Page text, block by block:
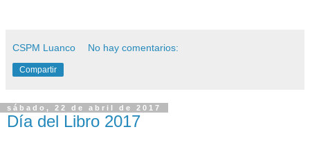
CSPM Luanco No hay comentarios:
Compartir
sábado, 22 de abril de 2017
Día del Libro 2017